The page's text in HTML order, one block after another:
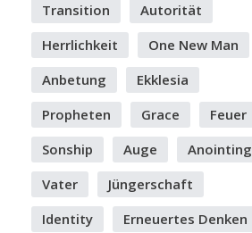
Transition
Autorität
Herrlichkeit
One New Man
Anbetung
Ekklesia
Propheten
Grace
Feuer
Sonship
Auge
Anointing
Vater
Jüngerschaft
Identity
Erneuertes Denken